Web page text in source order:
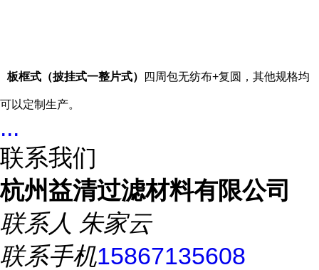
板框式（披挂式一整片式） 四周包无纺布+复圆，其他规格均
可以定制生产。
...
联系我们
杭州益清过滤材料有限公司
联系人 朱家云
联系手机15867135608